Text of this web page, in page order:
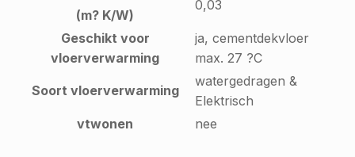
(m? K/W)
0,03
Geschikt voor
vloerverwarming
ja, cementdekvloer
max. 27 ?C
Soort vloerverwarming
watergedragen &
Elektrisch
vtwonen
nee